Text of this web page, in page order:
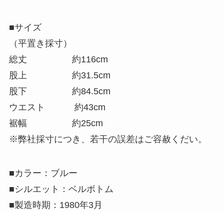
■サイズ
（平置き採寸）
総丈 約116cm
股上 約31.5cm
股下 約84.5cm
ウエスト 約43cm
裾幅 約25cm
※弊社採寸につき、若干の誤差はご容赦くだい。
■カラー：ブルー
■シルエット：ベルボトム
■製造時期：1980年3月